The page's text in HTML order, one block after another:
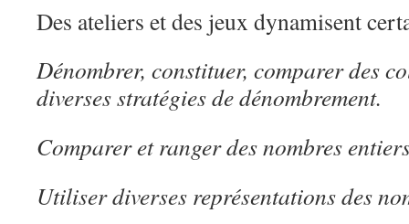
Des ateliers et des jeux dynamisent
Dénombrer, constituer, comparer des
diverses stratégies de dénombrement.
Comparer et ranger des nombres
Utiliser diverses représentations des